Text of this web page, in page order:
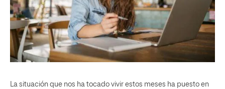
La situación que nos ha tocado vivir estos meses ha puesto en